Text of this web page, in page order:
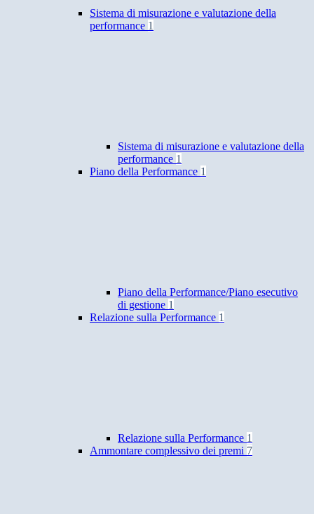
Sistema di misurazione e valutazione della
performance 1
Sistema di misurazione e valutazione della
performance 1
Piano della Performance 1
Piano della Performance/Piano esecutivo
di gestione 1
Relazione sulla Performance 1
Relazione sulla Performance 1
Ammontare complessivo dei premi 7